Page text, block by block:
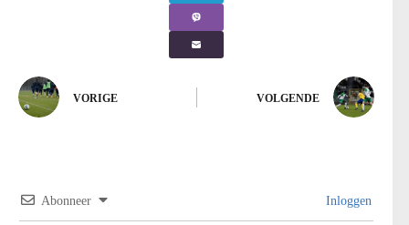
VORIGE VOLGENDE
Abonneer Inloggen